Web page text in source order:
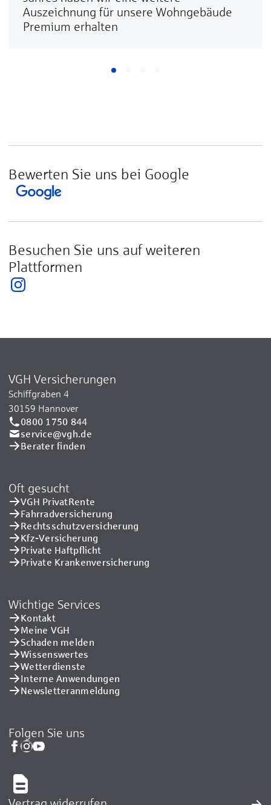
Auszeichnung für unsere Wohngebäude
Premium erhalten
Bewerten Sie uns bei Google
Besuchen Sie uns auf weiteren
Plattformen
VGH Versicherungen
Schiffgraben 4
30159 Hannover
0800 1750 844
service@vgh.de
Berater finden
Oft gesucht
VGH PrivatRente
Fahrradversicherung
Rechtsschutzversicherung
Kfz-Versicherung
Private Haftpflicht
Private Kranken­versicherung
Wichtige Services
Kontakt
Meine VGH
Schaden melden
Wissenswertes
Wetterdienste
Interne Anwendungen
Newsletteranmeldung
Folgen Sie uns